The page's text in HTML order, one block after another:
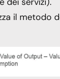
il metodo